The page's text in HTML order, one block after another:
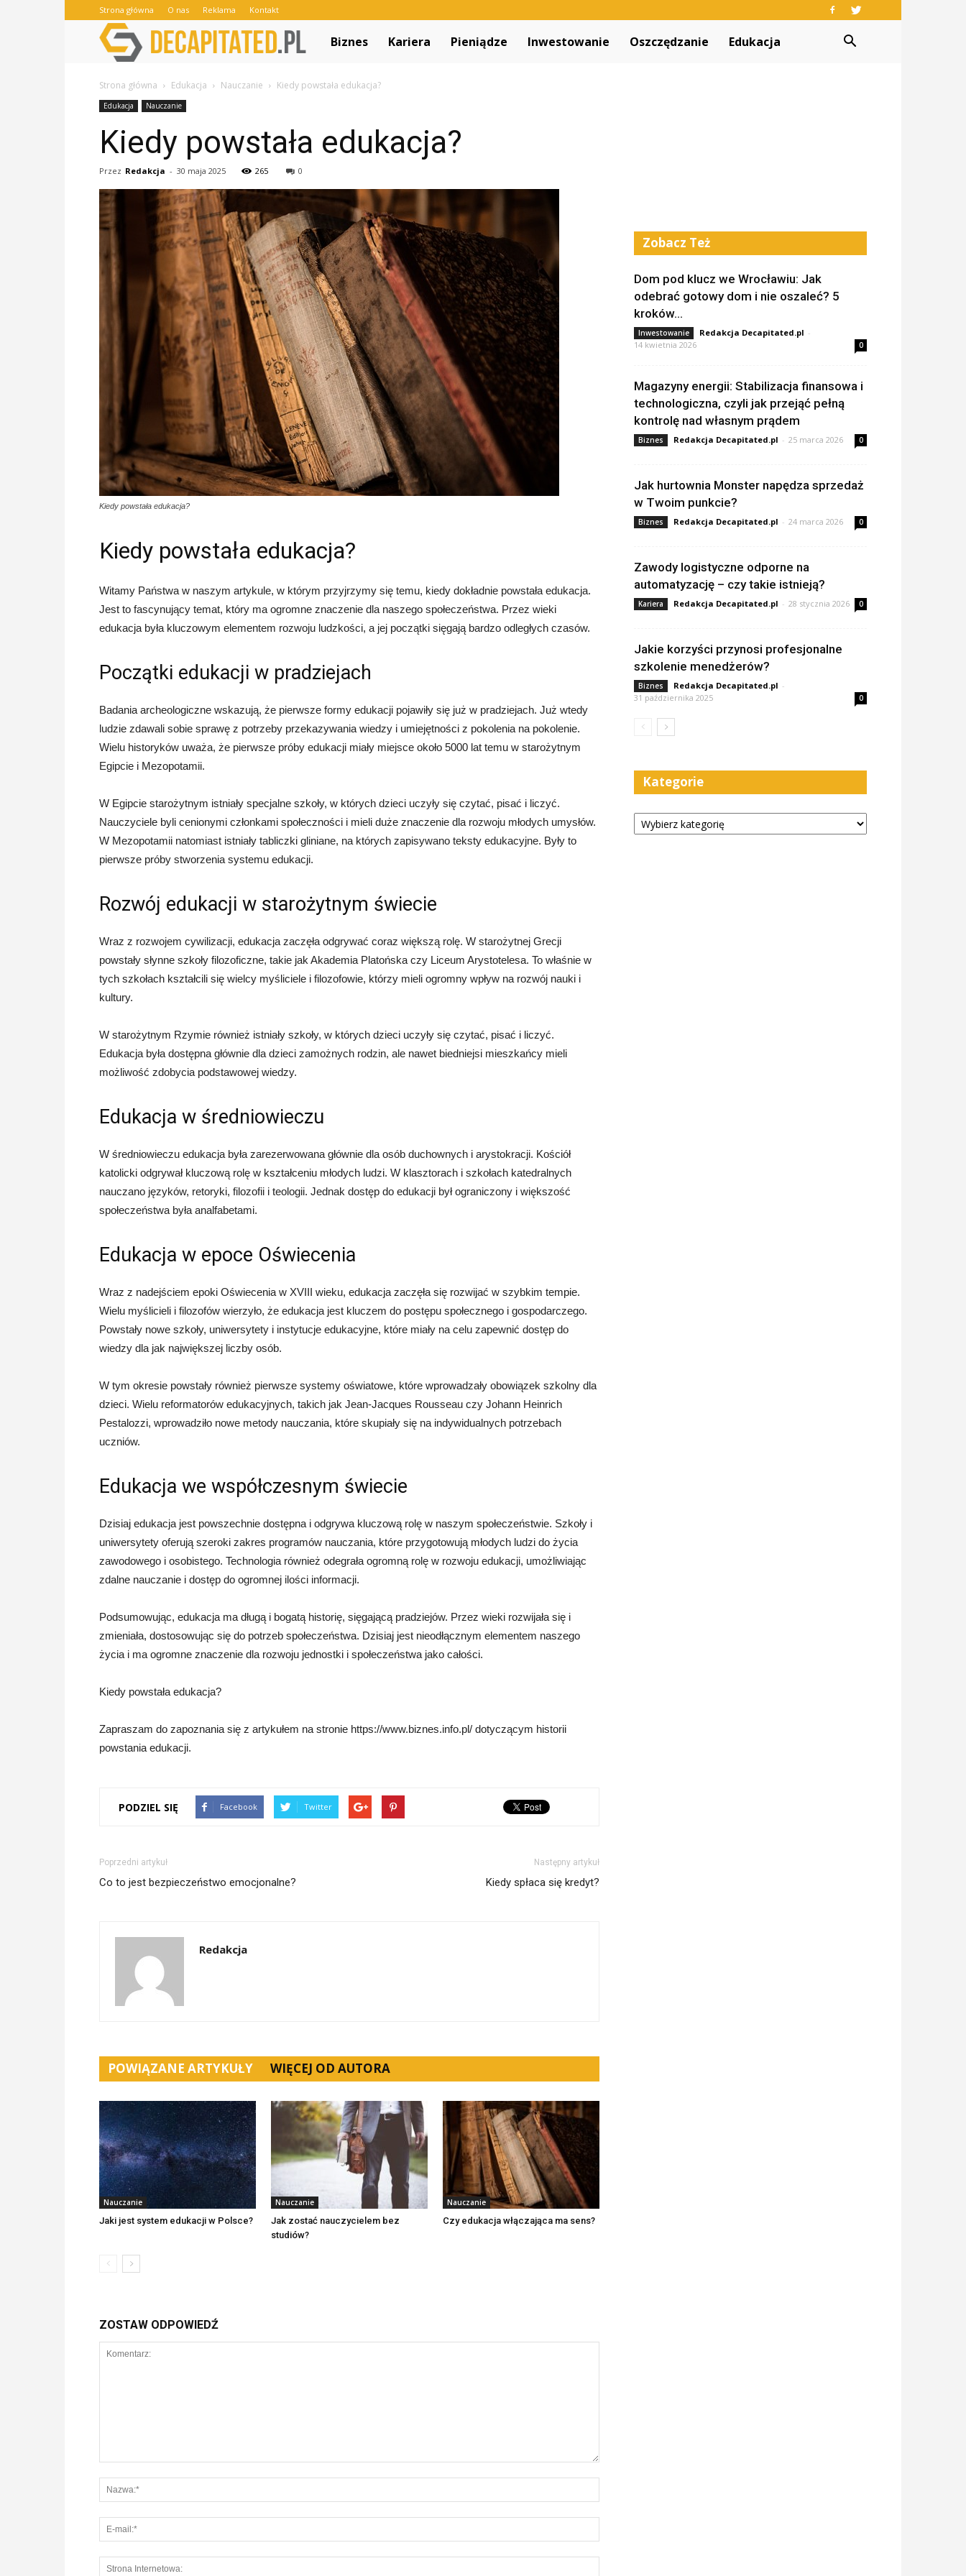
Strona główna O nas Reklama Kontakt
Decapitated.pl
Biznes Kariera Pieniądze Inwestowanie Oszczędzanie Edukacja
Strona główna Edukacja Nauczanie Kiedy powstała edukacja?
Edukacja Nauczanie
Kiedy powstała edukacja?
Przez Redakcja - 30 maja 2025 265 0
Kiedy powstała edukacja?
Kiedy powstała edukacja?
Witamy Państwa w naszym artykule, w którym przyjrzymy się temu, kiedy dokładnie powstała edukacja.
Jest to fascynujący temat, który ma ogromne znaczenie dla naszego społeczeństwa. Przez wieki
edukacja była kluczowym elementem rozwoju ludzkości, a jej początki sięgają bardzo odległych czasów.
Początki edukacji w pradziejach
Badania archeologiczne wskazują, że pierwsze formy edukacji pojawiły się już w pradziejach. Już wtedy
ludzie zdawali sobie sprawę z potrzeby przekazywania wiedzy i umiejętności z pokolenia na pokolenie.
Wielu historyków uważa, że pierwsze próby edukacji miały miejsce około 5000 lat temu w starożytnym
Egipcie i Mezopotamii.
W Egipcie starożytnym istniały specjalne szkoły, w których dzieci uczyły się czytać, pisać i liczyć.
Nauczyciele byli cenionymi członkami społeczności i mieli duże znaczenie dla rozwoju młodych umysłów.
W Mezopotamii natomiast istniały tabliczki gliniane, na których zapisywano teksty edukacyjne. Były to
pierwsze próby stworzenia systemu edukacji.
Rozwój edukacji w starożytnym świecie
Wraz z rozwojem cywilizacji, edukacja zaczęła odgrywać coraz większą rolę. W starożytnej Grecji
powstały słynne szkoły filozoficzne, takie jak Akademia Platońska czy Liceum Arystotelesa. To właśnie w
tych szkołach kształcili się wielcy myśliciele i filozofowie, którzy mieli ogromny wpływ na rozwój nauki i
kultury.
W starożytnym Rzymie również istniały szkoły, w których dzieci uczyły się czytać, pisać i liczyć.
Edukacja była dostępna głównie dla dzieci zamożnych rodzin, ale nawet biedniejsi mieszkańcy mieli
możliwość zdobycia podstawowej wiedzy.
Edukacja w średniowieczu
W średniowieczu edukacja była zarezerwowana głównie dla osób duchownych i arystokracji. Kościół
katolicki odgrywał kluczową rolę w kształceniu młodych ludzi. W klasztorach i szkołach katedralnych
nauczano języków, retoryki, filozofii i teologii. Jednak dostęp do edukacji był ograniczony i większość
społeczeństwa była analfabetami.
Edukacja w epoce Oświecenia
Wraz z nadejściem epoki Oświecenia w XVIII wieku, edukacja zaczęła się rozwijać w szybkim tempie.
Wielu myślicieli i filozofów wierzyło, że edukacja jest kluczem do postępu społecznego i gospodarczego.
Powstały nowe szkoły, uniwersytety i instytucje edukacyjne, które miały na celu zapewnić dostęp do
wiedzy dla jak największej liczby osób.
W tym okresie powstały również pierwsze systemy oświatowe, które wprowadzały obowiązek szkolny dla
dzieci. Wielu reformatorów edukacyjnych, takich jak Jean-Jacques Rousseau czy Johann Heinrich
Pestalozzi, wprowadziło nowe metody nauczania, które skupiały się na indywidualnych potrzebach
uczniów.
Edukacja we współczesnym świecie
Dzisiaj edukacja jest powszechnie dostępna i odgrywa kluczową rolę w naszym społeczeństwie. Szkoły i
uniwersytety oferują szeroki zakres programów nauczania, które przygotowują młodych ludzi do życia
zawodowego i osobistego. Technologia również odegrała ogromną rolę w rozwoju edukacji, umożliwiając
zdalne nauczanie i dostęp do ogromnej ilości informacji.
Podsumowując, edukacja ma długą i bogatą historię, sięgającą pradziejów. Przez wieki rozwijała się i
zmieniała, dostosowując się do potrzeb społeczeństwa. Dzisiaj jest nieodłącznym elementem naszego
życia i ma ogromne znaczenie dla rozwoju jednostki i społeczeństwa jako całości.
Kiedy powstała edukacja?
Zapraszam do zapoznania się z artykułem na stronie https://www.biznes.info.pl/ dotyczącym historii
powstania edukacji.
PODZIEL SIĘ Facebook Twitter
Poprzedni artykuł
Co to jest bezpieczeństwo emocjonalne?
Następny artykuł
Kiedy spłaca się kredyt?
Redakcja
POWIĄZANE ARTYKUŁY WIĘCEJ OD AUTORA
Nauczanie
Jaki jest system edukacji w Polsce?
Nauczanie
Jak zostać nauczycielem bez
studiów?
Nauczanie
Czy edukacja włączająca ma sens?
ZOSTAW ODPOWIEDŹ
Zobacz Też
Dom pod klucz we Wrocławiu: Jak
odebrać gotowy dom i nie oszaleć? 5
kroków...
Inwestowanie Redakcja Decapitated.pl -
14 kwietnia 2026
0
Magazyny energii: Stabilizacja finansowa i
technologiczna, czyli jak przejąć pełną
kontrolę nad własnym prądem
Biznes Redakcja Decapitated.pl - 25 marca 2026 0
Jak hurtownia Monster napędza sprzedaż
w Twoim punkcie?
Biznes Redakcja Decapitated.pl - 24 marca 2026 0
Zawody logistyczne odporne na
automatyzację – czy takie istnieją?
Kariera Redakcja Decapitated.pl - 28 stycznia 2026 0
Jakie korzyści przynosi profesjonalne
szkolenie menedżerów?
Biznes Redakcja Decapitated.pl -
31 października 2025
0
Kategorie
Kategorie